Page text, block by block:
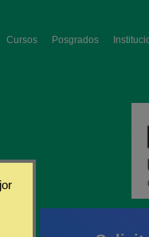
Cursos Posgrados